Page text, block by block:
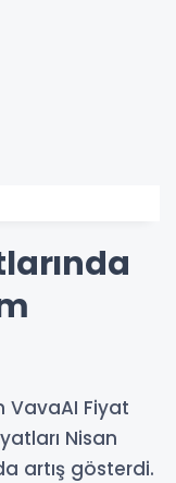
VavaAI Fiyat
Nisan
artış gösterdi.